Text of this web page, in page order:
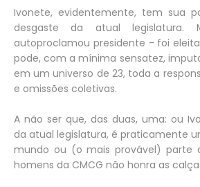
Ivonete, evidentemente, tem sua
desgaste da atual
autoproclamou presidente - foi
pode, com a mínima sensatez,
em um universo de 23, toda a
e omissões coletivas.
A não ser que, das duas, uma: ou
da atual legislatura, é praticamente
mundo ou (o mais provável) parte
homens da CMCG não honra as